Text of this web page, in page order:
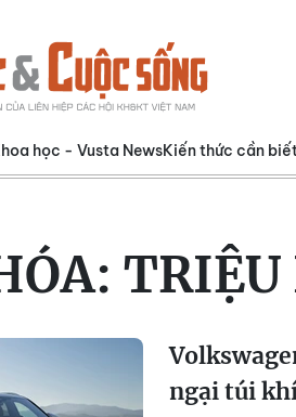
học - Vusta NewsKiến thức cần
TRIỆU
ngại túi